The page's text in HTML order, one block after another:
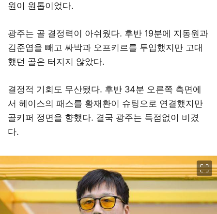
원이 원톱이었다.
광주는 골 결정력이 아쉬웠다. 후반 19분에 지동원과
김준엽을 빼고 싸박과 오프키르를 투입했지만 고대
했던 골은 터지지 않았다.
결정적 기회도 무산됐다. 후반 34분 오른쪽 측면에
서 헤이스의 패스를 황재환이 슈팅으로 연결했지만
골키퍼 정면을 향했다. 결국 광주는 득점없이 비겼
다.